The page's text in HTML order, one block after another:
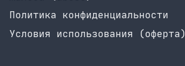
Политика конфиденциальности
Условия использования (оферта)